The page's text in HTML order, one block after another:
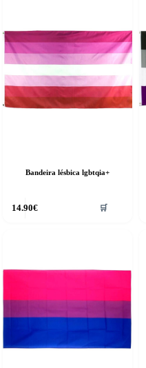
Bandeira lésbica lgbtqia+
14.90€ 🛒